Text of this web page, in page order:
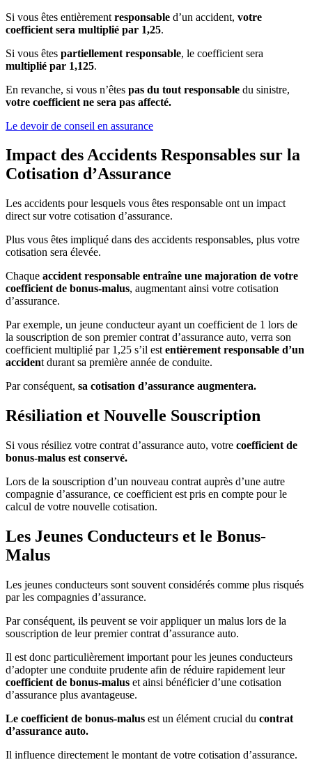
Si vous êtes entièrement responsable d’un accident, votre
coefficient sera multiplié par 1,25.
Si vous êtes partiellement responsable, le coefficient sera
multiplié par 1,125.
En revanche, si vous n’êtes pas du tout responsable du sinistre,
votre coefficient ne sera pas affecté.
Le devoir de conseil en assurance
Impact des Accidents Responsables sur la
Cotisation d’Assurance
Les accidents pour lesquels vous êtes responsable ont un impact
direct sur votre cotisation d’assurance.
Plus vous êtes impliqué dans des accidents responsables, plus votre
cotisation sera élevée.
Chaque accident responsable entraîne une majoration de votre
coefficient de bonus-malus, augmentant ainsi votre cotisation
d’assurance.
Par exemple, un jeune conducteur ayant un coefficient de 1 lors de
la souscription de son premier contrat d’assurance auto, verra son
coefficient multiplié par 1,25 s’il est entièrement responsable d’un
accident durant sa première année de conduite.
Par conséquent, sa cotisation d’assurance augmentera.
Résiliation et Nouvelle Souscription
Si vous résiliez votre contrat d’assurance auto, votre coefficient de
bonus-malus est conservé.
Lors de la souscription d’un nouveau contrat auprès d’une autre
compagnie d’assurance, ce coefficient est pris en compte pour le
calcul de votre nouvelle cotisation.
Les Jeunes Conducteurs et le Bonus-
Malus
Les jeunes conducteurs sont souvent considérés comme plus risqués
par les compagnies d’assurance.
Par conséquent, ils peuvent se voir appliquer un malus lors de la
souscription de leur premier contrat d’assurance auto.
Il est donc particulièrement important pour les jeunes conducteurs
d’adopter une conduite prudente afin de réduire rapidement leur
coefficient de bonus-malus et ainsi bénéficier d’une cotisation
d’assurance plus avantageuse.
Le coefficient de bonus-malus est un élément crucial du contrat
d’assurance auto.
Il influence directement le montant de votre cotisation d’assurance.